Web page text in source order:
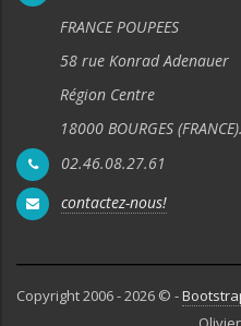
FRANCE POUPEES
58 rue Konrad Adenauer
Région Centre
18000 BOURGES (FRANCE).
02.46.08.27.61
contactez-nous!
Copyright 2006 - 2026 © -